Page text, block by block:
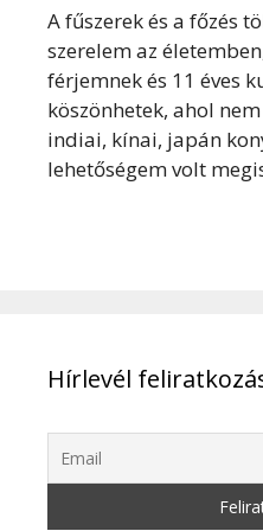
A fűszerek és a főzés
szerelem az
férjemnek és 11 éves
köszönhetek, ahol
indiai, kínai, japán
lehetőségem volt
Hírlevél